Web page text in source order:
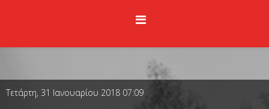
Τετάρτη, 31 Ιανουαρίου 2018 07:09